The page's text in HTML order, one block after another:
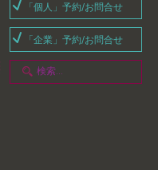
「個人」予約/お問合せ
「企業」予約/お問合せ